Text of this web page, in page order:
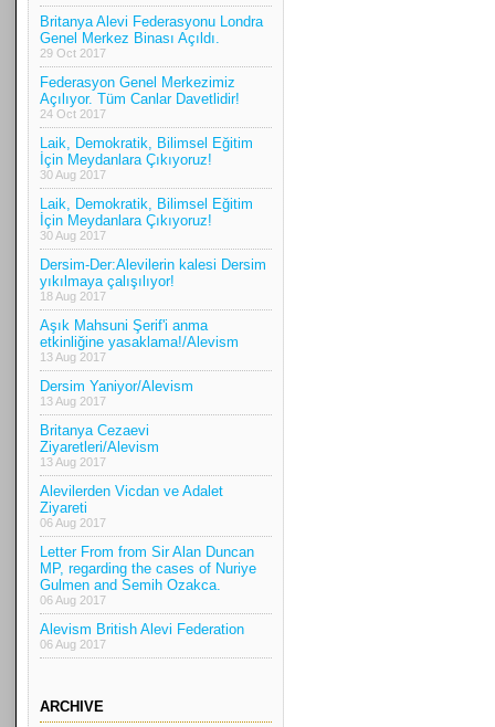
Britanya Alevi Federasyonu Londra
Genel Merkez Binası Açıldı.
29 Oct 2017
Federasyon Genel Merkezimiz
Açılıyor. Tüm Canlar Davetlidir!
24 Oct 2017
Laik, Demokratik, Bilimsel Eğitim
İçin Meydanlara Çıkıyoruz!
30 Aug 2017
Laik, Demokratik, Bilimsel Eğitim
İçin Meydanlara Çıkıyoruz!
30 Aug 2017
Dersim-Der:Alevilerin kalesi Dersim
yıkılmaya çalışılıyor!
18 Aug 2017
Aşık Mahsuni Şerif'i anma
etkinliğine yasaklama!/Alevism
13 Aug 2017
Dersim Yaniyor/Alevism
13 Aug 2017
Britanya Cezaevi
Ziyaretleri/Alevism
13 Aug 2017
Alevilerden Vicdan ve Adalet
Ziyareti
06 Aug 2017
Letter From from Sir Alan Duncan
MP, regarding the cases of Nuriye
Gulmen and Semih Ozakca.
06 Aug 2017
Alevism British Alevi Federation
06 Aug 2017
ARCHIVE